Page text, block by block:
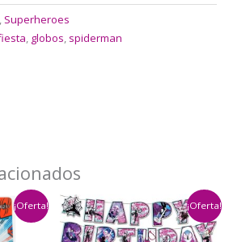
, Superheroes
, globos, spiderman
¡Oferta! ¡Oferta!